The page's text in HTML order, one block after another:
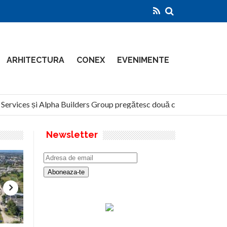
ARHITECTURA CONEX EVENIMENTE
și Alpha Builders Group pregătesc două clădiri de 14
Newsletter